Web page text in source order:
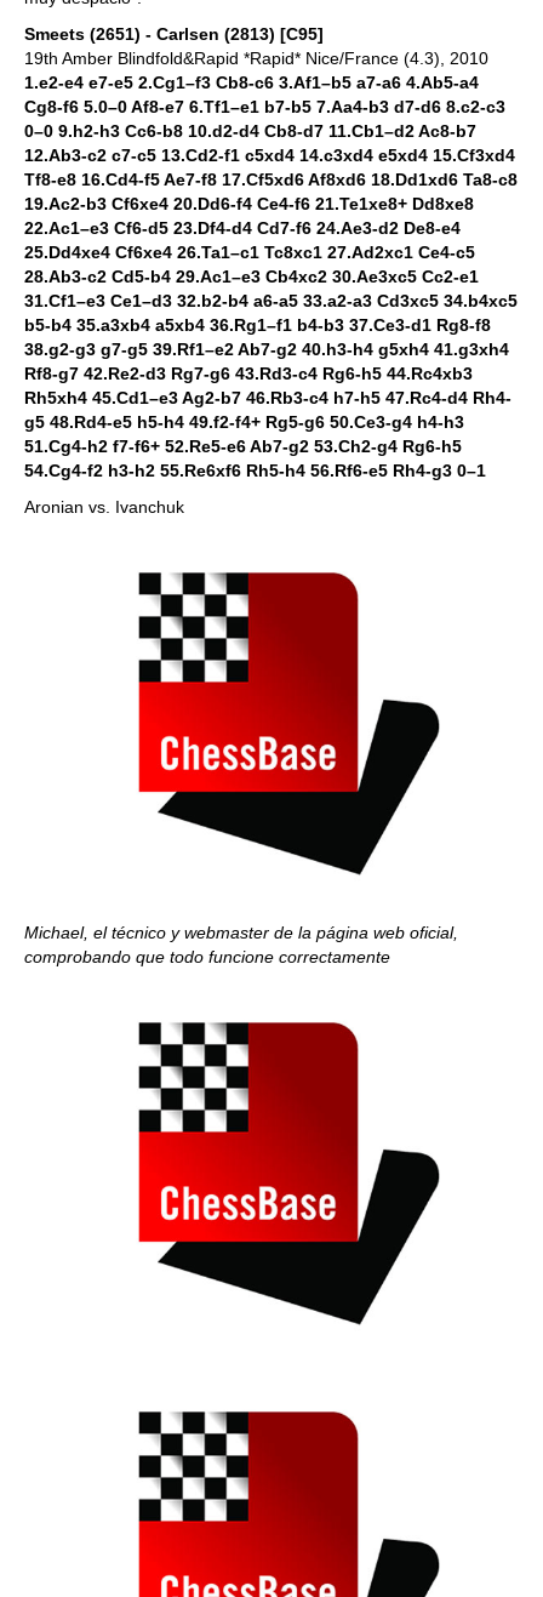
Smeets (2651) - Carlsen (2813) [C95]
19th Amber Blindfold&Rapid *Rapid* Nice/France (4.3), 2010
1.e2-e4 e7-e5 2.Cg1–f3 Cb8-c6 3.Af1–b5 a7-a6 4.Ab5-a4
Cg8-f6 5.0–0 Af8-e7 6.Tf1–e1 b7-b5 7.Aa4-b3 d7-d6 8.c2-c3
0–0 9.h2-h3 Cc6-b8 10.d2-d4 Cb8-d7 11.Cb1–d2 Ac8-b7
12.Ab3-c2 c7-c5 13.Cd2-f1 c5xd4 14.c3xd4 e5xd4 15.Cf3xd4
Tf8-e8 16.Cd4-f5 Ae7-f8 17.Cf5xd6 Af8xd6 18.Dd1xd6 Ta8-c8
19.Ac2-b3 Cf6xe4 20.Dd6-f4 Ce4-f6 21.Te1xe8+ Dd8xe8
22.Ac1–e3 Cf6-d5 23.Df4-d4 Cd7-f6 24.Ae3-d2 De8-e4
25.Dd4xe4 Cf6xe4 26.Ta1–c1 Tc8xc1 27.Ad2xc1 Ce4-c5
28.Ab3-c2 Cd5-b4 29.Ac1–e3 Cb4xc2 30.Ae3xc5 Cc2-e1
31.Cf1–e3 Ce1–d3 32.b2-b4 a6-a5 33.a2-a3 Cd3xc5 34.b4xc5
b5-b4 35.a3xb4 a5xb4 36.Rg1–f1 b4-b3 37.Ce3-d1 Rg8-f8
38.g2-g3 g7-g5 39.Rf1–e2 Ab7-g2 40.h3-h4 g5xh4 41.g3xh4
Rf8-g7 42.Re2-d3 Rg7-g6 43.Rd3-c4 Rg6-h5 44.Rc4xb3
Rh5xh4 45.Cd1–e3 Ag2-b7 46.Rb3-c4 h7-h5 47.Rc4-d4 Rh4-
g5 48.Rd4-e5 h5-h4 49.f2-f4+ Rg5-g6 50.Ce3-g4 h4-h3
51.Cg4-h2 f7-f6+ 52.Re5-e6 Ab7-g2 53.Ch2-g4 Rg6-h5
54.Cg4-f2 h3-h2 55.Re6xf6 Rh5-h4 56.Rf6-e5 Rh4-g3 0–1
Aronian vs. Ivanchuk
Michael, el técnico y webmaster de la página web oficial,
comprobando que todo funcione correctamente